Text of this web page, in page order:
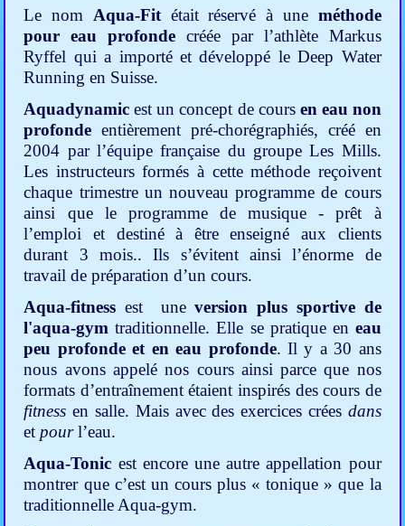
Le nom Aqua-Fitétait réservé à une méthode
pour eau profonde créée par l’athlète Markus
Ryffel qui a importé et développé le Deep Water
Running en Suisse.
Aquadynamic est un concept de cours en eau non
profonde entièrement pré-chorégraphiés, créé en
2004 par l’équipe française du groupe Les Mills.
Les instructeurs formés à cette méthode reçoivent
chaque trimestre un nouveau programme de cours
ainsi que le programme de musique - prêt à
l’emploi et destiné à être enseigné aux clients
durant 3 mois.. Ils s’évitent ainsi l’énorme de
travail de préparation d’un cours.
Aqua-fitnessest uneversion plus sportive de
l'aqua-gym traditionnelle. Elle se pratique en eau
peu profonde et en eau profonde. Il y a 30 ans
nous avons appelé nos cours ainsi parce que nos
formats d’entraînement étaient inspirés des cours de
fitness en salle. Mais avec des exercices crées dans
etpourl’eau.
Aqua-Tonic est encore une autre appellation pour
montrer que c’est un cours plus « tonique » que la
traditionnelle Aqua-gym.